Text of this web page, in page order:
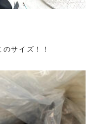
サイズ！！